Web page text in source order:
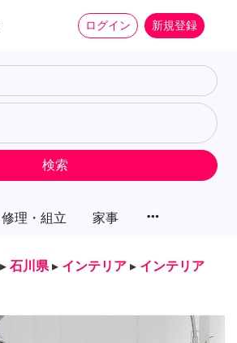
ログイン 新規登録
修理・組立 家事 more_horiz
検索
▸ 石川県 ▸ インテリア ▸ インテリア